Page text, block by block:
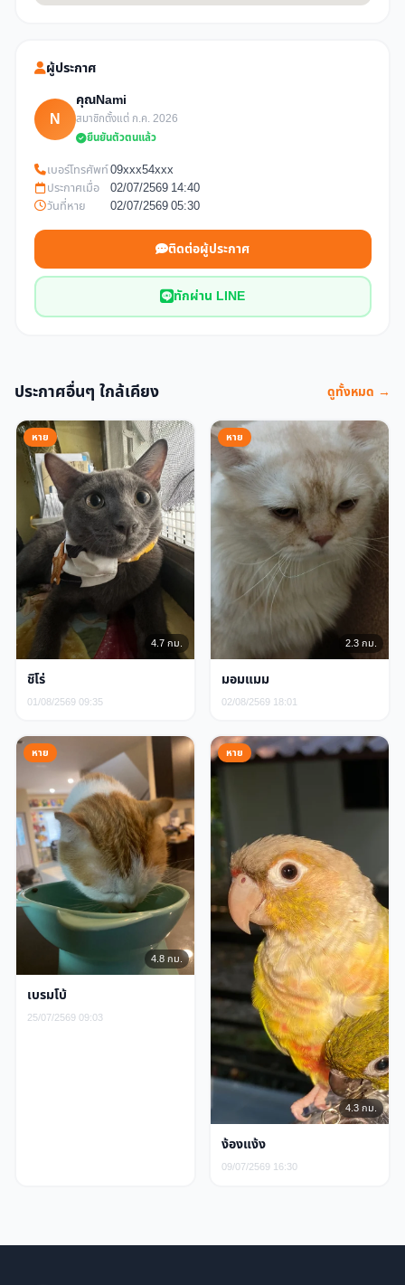
ผู้ประกาศ
N
คุณNami
สมาชิกตั้งแต่ ก.ค. 2026
ยืนยันตัวตนแล้ว
เบอร์โทรศัพท์09xxx54xxx
ประกาศเมื่อ
02/07/2569 14:40
วันที่หาย
02/07/2569 05:30
ติดต่อผู้ประกาศ
ทักผ่าน LINE
ประกาศอื่นๆ ใกล้เคียง ดูทั้งหมด →
หาย
4.7 กม.
ชิโร่
01/08/2569 09:35
หาย
2.3 กม.
มอมแมม
02/08/2569 18:01
หาย
4.8 กม.
เบรมโบ้
25/07/2569 09:03
หาย
4.3 กม.
ง้องแง้ง
09/07/2569 16:30